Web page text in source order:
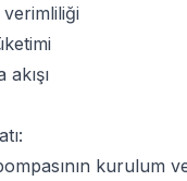
kurulum